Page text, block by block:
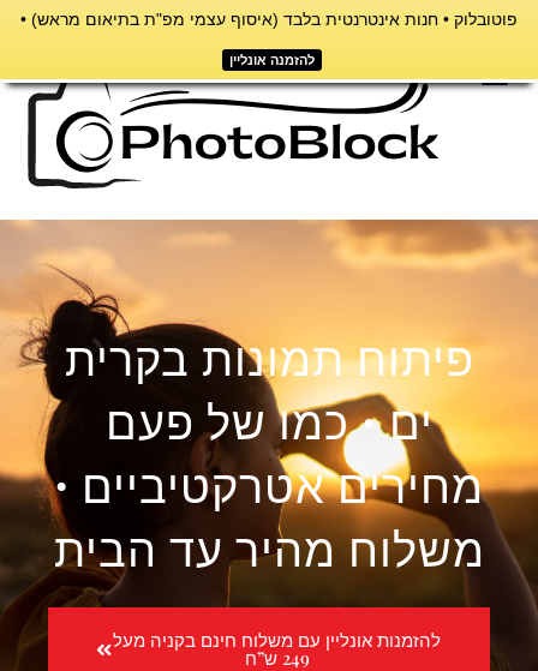
פוטובלוק • חנות אינטרנטית בלבד (איסוף עצמי מפ"ת בתיאום מראש) •
להזמנה אונליין
דילוג
תפריט
פיתוח תמונות בקרית
ים • כמו של פעם
מחירים אטרקטיביים •
משלוח מהיר עד הבית
להזמנות אונליין עם משלוח חינם בקניה מעל
249 ש”ח